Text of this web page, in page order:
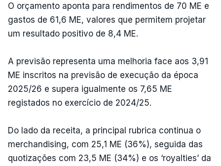
O orçamento aponta para rendimentos de 70 ME e
gastos de 61,6 ME, valores que permitem projetar
um resultado positivo de 8,4 ME.
A previsão representa uma melhoria face aos 3,91
ME inscritos na previsão de execução da época
2025/26 e supera igualmente os 7,65 ME
registados no exercício de 2024/25.
Do lado da receita, a principal rubrica continua o
merchandising, com 25,1 ME (36%), seguida das
quotizações com 23,5 ME (34%) e os ‘royalties’ da